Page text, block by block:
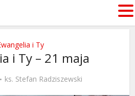
i Ty
i Ty – 21 maja
ks. Stefan Radziszewski